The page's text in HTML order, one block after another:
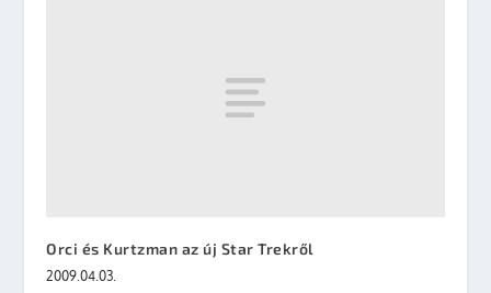
Orci és Kurtzman az új Star Trekről
2009.04.03.